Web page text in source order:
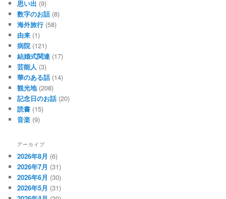
思い出 (9)
数字のお話 (8)
海外旅行 (58)
由来 (1)
病院 (121)
結婚式関連 (17)
芸能人 (3)
華のある話 (14)
観光地(208)
記念日のお話 (20)
読書 (15)
音楽 (9)
アーカイブ
2026年8月 (6)
2026年7月 (31)
2026年6月 (30)
2026年5月 (31)